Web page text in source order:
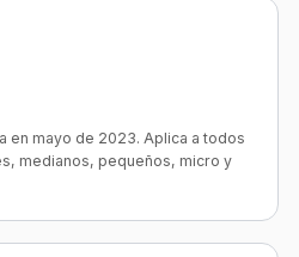
en mayo de 2023. Aplica a todos
medianos, pequeños, micro y